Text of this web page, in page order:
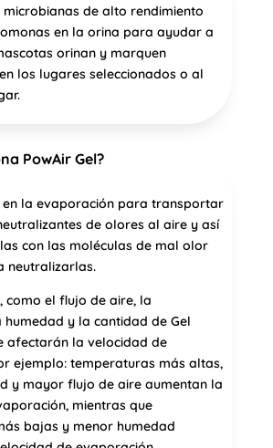
microbianas de alto rendimiento
en la orina para ayudar a
orinan y marquen
los lugares seleccionados o al
PowAir Gel?
en la evaporación para transportar
de olores al aire y así
con las moléculas de mal olor
neutralizarlas.
como el flujo de aire, la
y la cantidad de Gel
afectarán la velocidad de
ejemplo: temperaturas más altas,
y mayor flujo de aire aumentan la
mientras que
bajas y menor humedad